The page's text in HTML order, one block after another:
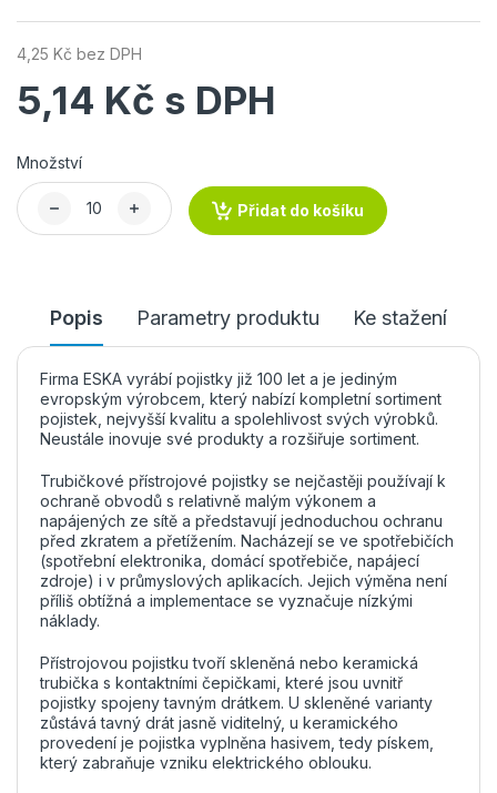
4,25 Kč bez DPH
5,14 Kč s DPH
Množství
Přidat do košíku
Popis Parametry produktu Ke stažení
Firma ESKA vyrábí pojistky již 100 let a je jediným
evropským výrobcem, který nabízí kompletní sortiment
pojistek, nejvyšší kvalitu a spolehlivost svých výrobků.
Neustále inovuje své produkty a rozšiřuje sortiment.
Trubičkové přístrojové pojistky se nejčastěji používají k
ochraně obvodů s relativně malým výkonem a
napájených ze sítě a představují jednoduchou ochranu
před zkratem a přetížením. Nacházejí se ve spotřebičích
(spotřební elektronika, domácí spotřebiče, napájecí
zdroje) i v průmyslových aplikacích. Jejich výměna není
příliš obtížná a implementace se vyznačuje nízkými
náklady.
Přístrojovou pojistku tvoří skleněná nebo keramická
trubička s kontaktními čepičkami, které jsou uvnitř
pojistky spojeny tavným drátkem. U skleněné varianty
zůstává tavný drát jasně viditelný, u keramického
provedení je pojistka vyplněna hasivem, tedy pískem,
který zabraňuje vzniku elektrického oblouku.